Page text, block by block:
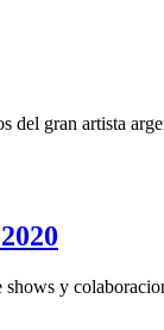
del gran artista
y